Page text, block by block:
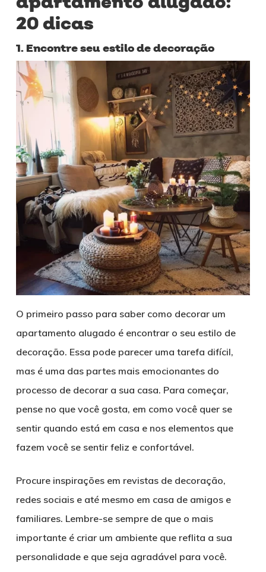
20 dicas
1. Encontre seu estilo de decoração
O primeiro passo para saber como decorar um
apartamento alugado é encontrar o seu estilo de
decoração. Essa pode parecer uma tarefa difícil,
mas é uma das partes mais emocionantes do
processo de decorar a sua casa. Para começar,
pense no que você gosta, em como você quer se
sentir quando está em casa e nos elementos que
fazem você se sentir feliz e confortável.
Procure inspirações em revistas de decoração,
redes sociais e até mesmo em casa de amigos e
familiares. Lembre-se sempre de que o mais
importante é criar um ambiente que reflita a sua
personalidade e que seja agradável para você.